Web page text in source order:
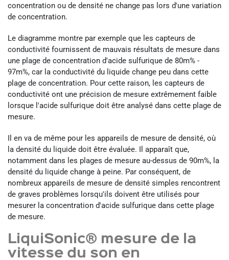
concentration ou de densité ne change pas lors d'une variation
de concentration.
Le diagramme montre par exemple que les capteurs de
conductivité fournissent de mauvais résultats de mesure dans
une plage de concentration d'acide sulfurique de 80m% -
97m%, car la conductivité du liquide change peu dans cette
plage de concentration. Pour cette raison, les capteurs de
conductivité ont une précision de mesure extrêmement faible
lorsque l'acide sulfurique doit être analysé dans cette plage de
mesure.
Il en va de même pour les appareils de mesure de densité, où
la densité du liquide doit être évaluée. Il apparaît que,
notamment dans les plages de mesure au-dessus de 90m%, la
densité du liquide change à peine. Par conséquent, de
nombreux appareils de mesure de densité simples rencontrent
de graves problèmes lorsqu'ils doivent être utilisés pour
mesurer la concentration d'acide sulfurique dans cette plage
de mesure.
LiquiSonic® mesure de la
vitesse du son en